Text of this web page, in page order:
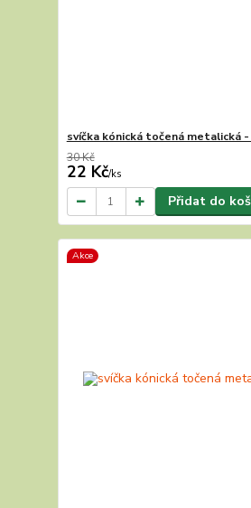
svíčka kónická točená metalická -
30 Kč
22 Kč/ks
Přidat do
Akce